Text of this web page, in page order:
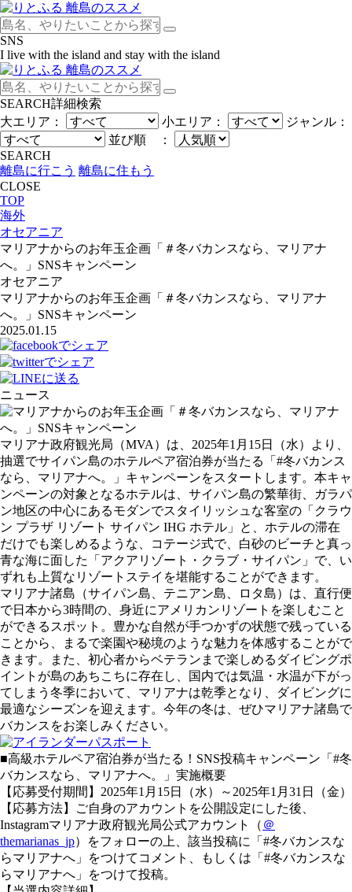
SNS
I live with the island and stay with the island
SEARCH詳細検索
大エリア：
小エリア：
ジャンル：
並び順 ：
SEARCH
離島に行こう 離島に住もう
CLOSE
TOP
海外
オセアニア
マリアナからのお年玉企画「＃冬バカンスなら、マリアナ
へ。」SNSキャンペーン
オセアニア
マリアナからのお年玉企画「＃冬バカンスなら、マリアナ
へ。」SNSキャンペーン
2025.01.15
ニュース
マリアナ政府観光局（MVA）は、2025年1月15日（水）より、
抽選でサイパン島のホテルペア宿泊券が当たる「#冬バカンス
なら、マリアナへ。」キャンペーンをスタートします。本キャ
ンペーンの対象となるホテルは、サイパン島の繁華街、ガラパ
ン地区の中心にあるモダンでスタイリッシュな客室の「クラウ
ン プラザ リゾート サイパン IHG ホテル」と、ホテルの滞在
だけでも楽しめるような、コテージ式で、白砂のビーチと真っ
青な海に面した「アクアリゾート・クラブ・サイパン」で、い
ずれも上質なリゾートステイを堪能することができます。
マリアナ諸島（サイパン島、テニアン島、ロタ島）は、直行便
で日本から3時間の、身近にアメリカンリゾートを楽しむこと
ができるスポット。豊かな自然が手つかずの状態で残っている
ことから、まるで楽園や秘境のような魅力を体感することがで
きます。また、初心者からベテランまで楽しめるダイビングポ
イントが島のあちこちに存在し、国内では気温・水温が下がっ
てしまう冬季において、マリアナは乾季となり、ダイビングに
最適なシーズンを迎えます。今年の冬は、ぜひマリアナ諸島で
バカンスをお楽しみください。
■高級ホテルペア宿泊券が当たる！SNS投稿キャンペーン「#冬
バカンスなら、マリアナへ。」実施概要
【応募受付期間】2025年1月15日（水）～2025年1月31日（金）
【応募方法】ご自身のアカウントを公開設定にした後、
Instagramマリアナ政府観光局公式アカウント（ ＠
themarianas_jp）をフォローの上、該当投稿に「#冬バカンスな
らマリアナへ」をつけてコメント、もしくは「#冬バカンスな
らマリアナへ」をつけて投稿。